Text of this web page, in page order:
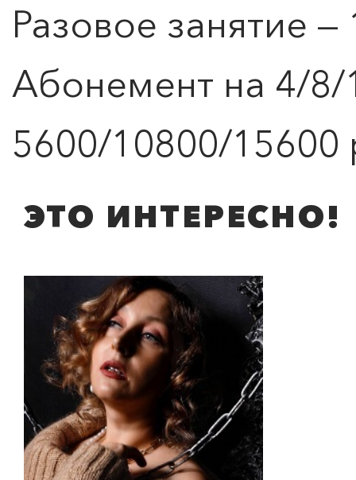
Разовое занятие
Абонемент на 4/8/
5600/10800/15600
ЭТО ИНТЕРЕСНО!